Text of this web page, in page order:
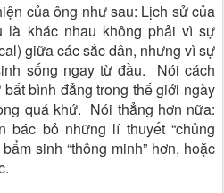
của ông như sau: Lịch sử của
là khác nhau không phải vì sự
giữa các sắc dân, nhưng vì sự
sống ngay từ đầu. Nói cách
bình đẳng trong thế giới ngày
quá khứ. Nói thẳng hơn nữa:
bác bỏ những lí thuyết “chủng
sinh “thông minh” hơn, hoặc